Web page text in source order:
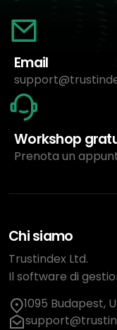
Email
Workshop
Prenota un
Chi siamo
Trustindex Ltd.
Il software di
1095 Budapest,